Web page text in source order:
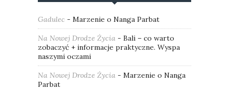
Gadulec - Marzenie o Nanga Parbat
Na Nowej Drodze Życia - Bali – co warto
zobaczyć + informacje praktyczne. Wyspa
naszymi oczami
Na Nowej Drodze Życia - Marzenie o Nanga
Parbat